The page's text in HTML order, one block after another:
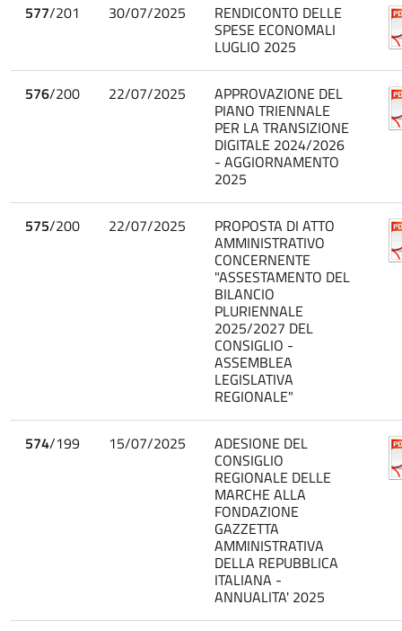
577/201 30/07/2025 RENDICONTO DELLE
SPESE ECONOMALI
LUGLIO 2025
576/200 22/07/2025 APPROVAZIONE DEL
PIANO TRIENNALE
PER LA TRANSIZIONE
DIGITALE 2024/2026
- AGGIORNAMENTO
2025
575/200 22/07/2025 PROPOSTA DI ATTO
AMMINISTRATIVO
CONCERNENTE
"ASSESTAMENTO DEL
BILANCIO
PLURIENNALE
2025/2027 DEL
CONSIGLIO -
ASSEMBLEA
LEGISLATIVA
REGIONALE"
574/199 15/07/2025 ADESIONE DEL
CONSIGLIO
REGIONALE DELLE
MARCHE ALLA
FONDAZIONE
GAZZETTA
AMMINISTRATIVA
DELLA REPUBBLICA
ITALIANA -
ANNUALITA' 2025